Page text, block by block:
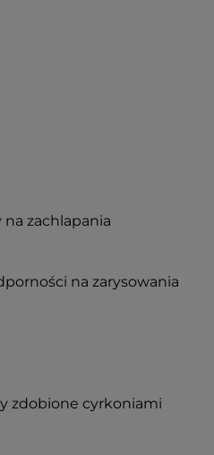
na zachlapania
na zarysowania
zdobione cyrkoniami